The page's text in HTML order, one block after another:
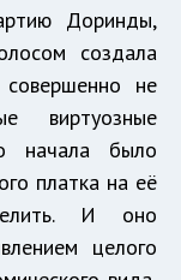
Доринды,
создала
совершенно не
виртуозные
начала было
платка на её
И оно
целого